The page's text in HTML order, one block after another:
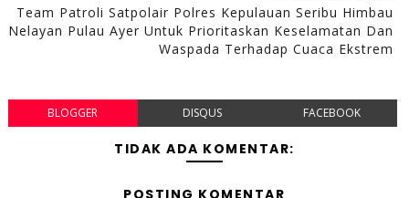
Team Patroli Satpolair Polres Kepulauan Seribu Himbau
Nelayan Pulau Ayer Untuk Prioritaskan Keselamatan Dan
Waspada Terhadap Cuaca Ekstrem
BLOGGER DISQUS FACEBOOK
TIDAK ADA KOMENTAR:
POSTING KOMENTAR